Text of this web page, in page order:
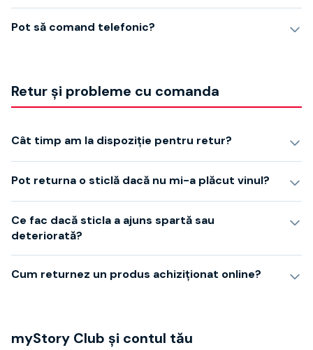
Pot să comand telefonic?
Retur și probleme cu comanda
Cât timp am la dispoziție pentru retur?
Pot returna o sticlă dacă nu mi-a plăcut vinul?
Ce fac dacă sticla a ajuns spartă sau
deteriorată?
Cum returnez un produs achiziționat online?
myStory Club și contul tău